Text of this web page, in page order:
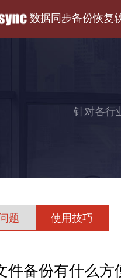
数据同步备份恢复
针对各行
题 使用技巧
件备份有什么方